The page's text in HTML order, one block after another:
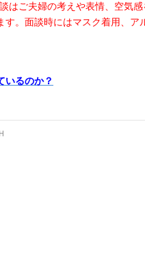
はご夫婦の考えや表情、空気
す。面談時にはマスク着用、
いるのか？